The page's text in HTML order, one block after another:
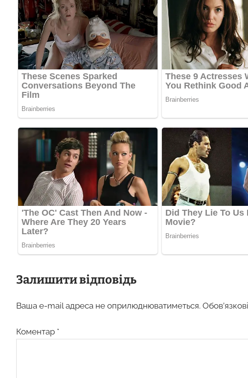
Залишити відповідь
Ваша e-mail адреса не оприлюднюватиметься.
Коментар *